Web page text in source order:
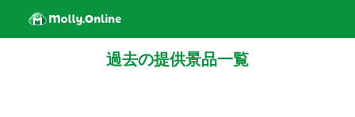
過去の提供景品一覧